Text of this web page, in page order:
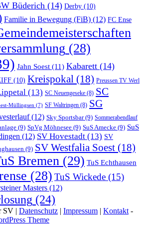
Büderich (14) Derby (10)
Familie in Bewegung (FiB) (12) FC Ense
(28)
Jahn Soest (11) Kabarett (14)
(10) Kreispokal (18) Preussen TV Werl
(13) SC Neuengeseke (8) SC
Müllingsen (7) SF Waltringen (8) SG
(12) Sky Sportsbar(9) Sommerabendlauf
(9) SpVg Möhnesee (9) SuS Amecke (9) SuS
(12) SV Hovestadt (13) SV
(9) SV Westfalia Soest (18)
Bremen (29) TuS Echthausen
(28) TuS Wickede (15)
Masters (12)
(24)
SV | Datenschutz | Impressum | Kontakt -
Theme